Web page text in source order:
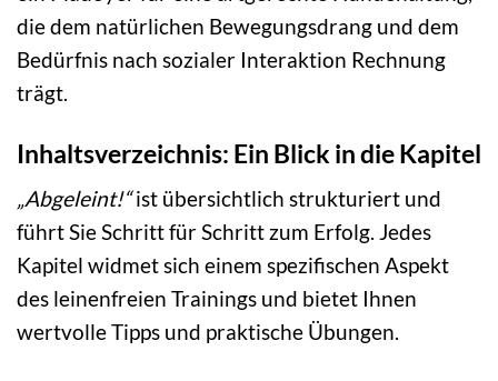
die dem natürlichen Bewegungsdrang und dem
Bedürfnis nach sozialer Interaktion Rechnung
trägt.
Inhaltsverzeichnis: Ein Blick in die Kapitel
„Abgeleint!“ist übersichtlich strukturiert und
führt Sie Schritt für Schritt zum Erfolg. Jedes
Kapitel widmet sich einem spezifischen Aspekt
des leinenfreien Trainings und bietet Ihnen
wertvolle Tipps und praktische Übungen.